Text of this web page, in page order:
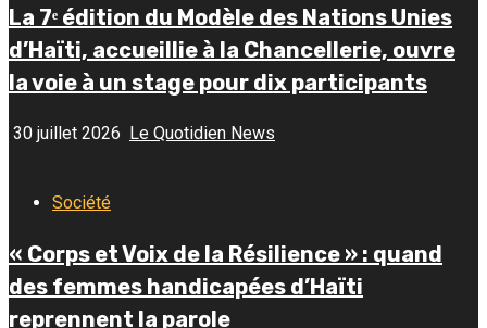
La 7ᵉ édition du Modèle des Nations Unies
d’Haïti, accueillie à la Chancellerie, ouvre
la voie à un stage pour dix participants
30 juillet 2026 Le Quotidien News
Société
« Corps et Voix de la Résilience » : quand
des femmes handicapées d’Haïti
reprennent la parole